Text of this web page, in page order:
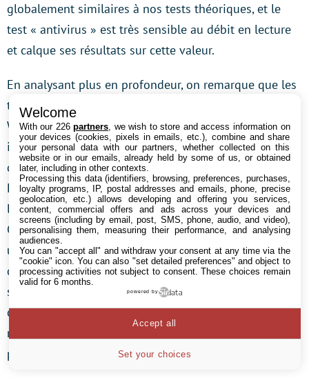
globalement similaires à nos tests théoriques, et le
test « antivirus » est très sensible au débit en lecture
et calque ses résultats sur cette valeur.
En analysant plus en profondeur, on remarque que les
trois valeurs (lancement d’applications, démarrage de
Windows et usage général) ne sont pas autant
impactées que les autres tests par l’augmentation du
débit : alors que le montage à base de cartes Compact
Flash est environ quatre fois plus rapides que le SSD,
les tests ne donnent pas un écart aussi important.
C’est assez simple à comprendre : ces tests mesurent
un fonctionnement global, qui dépend d’une série
d’autres paramètres. De plus, le temps d’accès est
similaire entre les deux solutions. Il faut donc bien
comprendre que le débit en lecture ou en écriture,
même s’il est évidemment important, ne représente
pas non plus le plus gros avantage des SSD.
Welcome
With our 226partners , we wish to store and access information on
your devices (cookies, pixels in emails, etc.), combine and share
your personal data with our partners, whether collected on this
website or in our emails, already held by some of us, or obtained
later, including in other contexts.
Processing this data (identifiers, browsing, preferences, purchases,
loyalty programs, IP, postal addresses and emails, phone, precise
geolocation, etc.) allows developing and offering you services,
content, commercial offers and ads across your devices and
screens (including by email, post, SMS, phone, audio, and video),
personalising them, measuring their performance, and analysing
audiences.
You can "accept all" and withdraw your consent at any time via the
"cookie" icon. You can also "set detailed preferences" and object to
processing activities not subject to consent. These choices remain
valid for 6 months.
powered by
Set your choices
Accept all